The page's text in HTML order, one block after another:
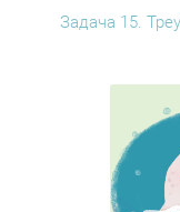
Задача 15.